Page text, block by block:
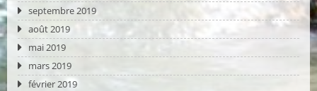
septembre 2019
août 2019
mai 2019
mars 2019
février 2019